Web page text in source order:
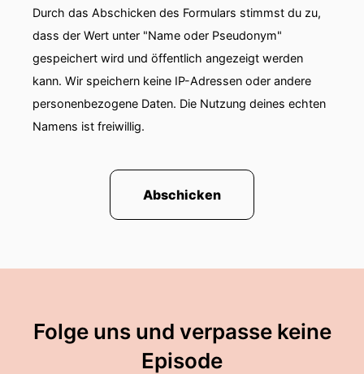
Durch das Abschicken des Formulars stimmst du zu,
dass der Wert unter "Name oder Pseudonym"
gespeichert wird und öffentlich angezeigt werden
kann. Wir speichern keine IP-Adressen oder andere
personenbezogene Daten. Die Nutzung deines echten
Namens ist freiwillig.
Abschicken
Folge uns und verpasse keine
Episode